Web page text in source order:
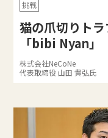
挑戦
猫の爪切りト
「bibi Nyan」
株式会社NeCoNe
代表取締役 山田 貴弘氏